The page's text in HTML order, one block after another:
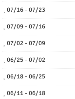
07/16 - 07/23
07/09 - 07/16
07/02 - 07/09
06/25 - 07/02
06/18 - 06/25
06/11 - 06/18